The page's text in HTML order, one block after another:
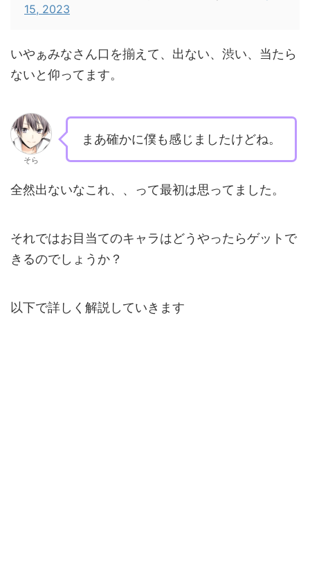
15, 2023
いやぁみなさん口を揃えて、出ない、渋い、当たら
ないと仰ってます。
そら
まあ確かに僕も感じましたけどね。
全然出ないなこれ、、って最初は思ってました。
それではお目当てのキャラはどうやったらゲットで
きるのでしょうか？
以下で詳しく解説していきます